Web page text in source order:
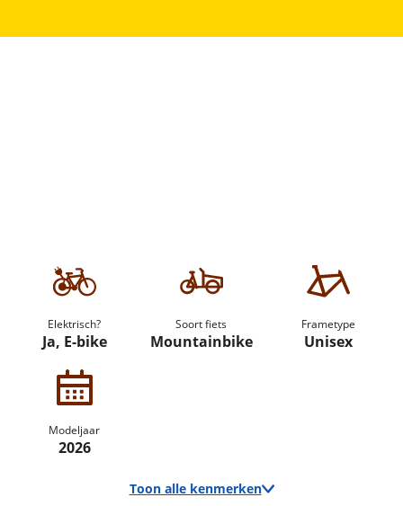
Elektrisch?
Ja, E-bike
Soort fiets
Mountainbike
Frametype
Unisex
Modeljaar
2026
Toon alle kenmerken